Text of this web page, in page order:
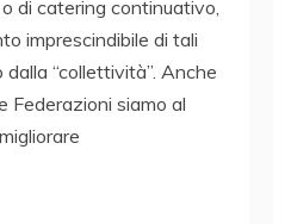
o di catering continuativo,
imprescindibile di tali
“collettività”. Anche
Federazioni siamo al